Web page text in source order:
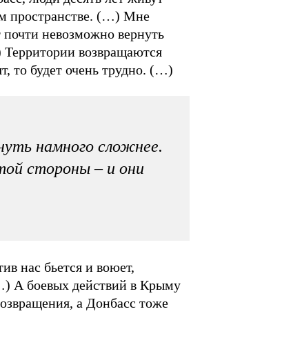
пространстве. (…) Мне
почти невозможно вернуть
возвращаются
то будет очень трудно. (…)
намного сложнее.
стороны – и они
нас бьется и воюет,
А боевых действий в Крыму
а Донбасс тоже